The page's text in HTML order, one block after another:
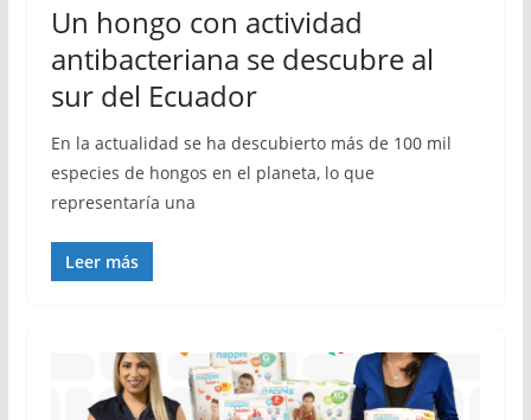
Un hongo con actividad
antibacteriana se descubre al
sur del Ecuador
En la actualidad se ha descubierto más de 100 mil
especies de hongos en el planeta, lo que
representaría una
Leer más